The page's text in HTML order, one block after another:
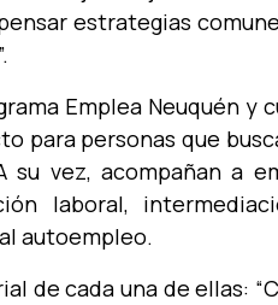
estrategias
Emplea Neuquén y
para personas que
vez, acompañan a
laboral,
autoempleo.
de cada una de ellas: